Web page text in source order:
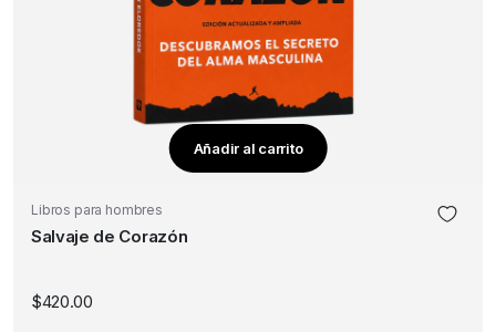
Añadir al carrito
Libros para hombres
Salvaje de Corazón
$420.00